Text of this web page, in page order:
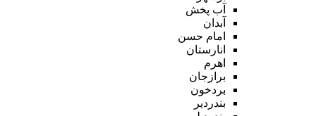
آب پخش
آبدان
امام حسن
انارستان
اهرم
برازجان
بردخون
بندردیر